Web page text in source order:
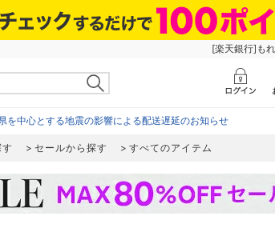
[楽天銀行]も
を中心とする地震の影響による配送遅延のお知らせ
セールから探す すべてのアイテム